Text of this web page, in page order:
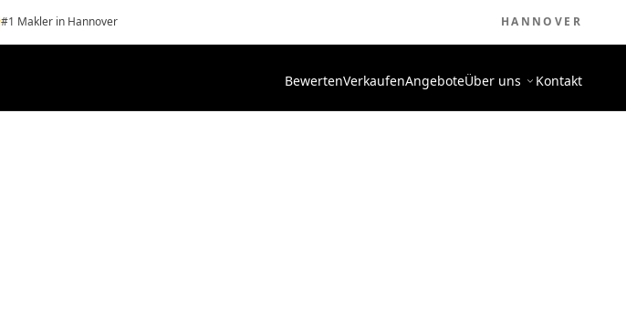
#1 Makler in Hannover HANNOVER
BewertenVerkaufenAngeboteÜber uns Kontakt